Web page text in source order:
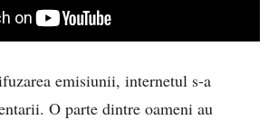
emisiunii, internetul s-a
O parte dintre oameni au